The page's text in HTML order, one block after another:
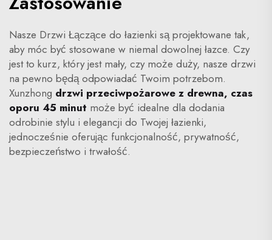
Nasze Drzwi Łączące do łazienki są projektowane tak,
aby móc być stosowane w niemal dowolnej łazce. Czy
jest to kurz, który jest mały, czy może duży, nasze drzwi
na pewno będą odpowiadać Twoim potrzebom.
Xunzhong drzwi przeciwpożarowe z drewna, czas
oporu 45 minut może być idealne dla dodania
odrobinie stylu i elegancji do Twojej łazienki,
jednocześnie oferując funkcjonalność, prywatność,
bezpieczeństwo i trwałość.